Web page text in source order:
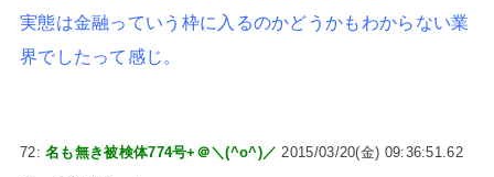
実態は金融っていう枠に入るのかどうかもわからない業
界でしたって感じ。
72:名も無き被検体774号+＠＼(^o^)／ 2015/03/20(金) 09:36:51.62